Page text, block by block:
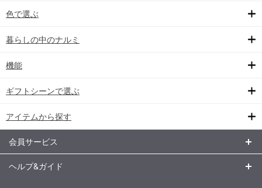
色で選ぶ
暮らしの中のナルミ
機能
ギフトシーンで選ぶ
アイテムから探す
会員サービス
ヘルプ&ガイド